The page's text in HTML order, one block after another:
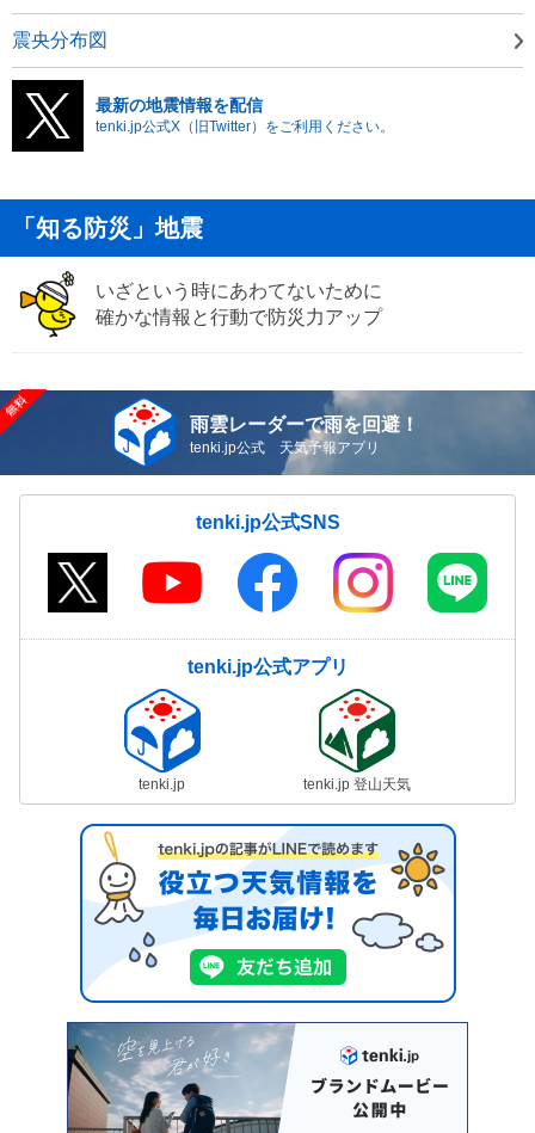
震央分布図
最新の地震情報を配信
tenki.jp公式X（旧Twitter）をご利用ください。
「知る防災」地震
いざという時にあわてないために
確かな情報と行動で防災力アップ
雨雲レーダーで雨を回避！
tenki.jp公式 天気予報アプリ
tenki.jp公式SNS
tenki.jp公式アプリ
tenki.jp tenki.jp 登山天気